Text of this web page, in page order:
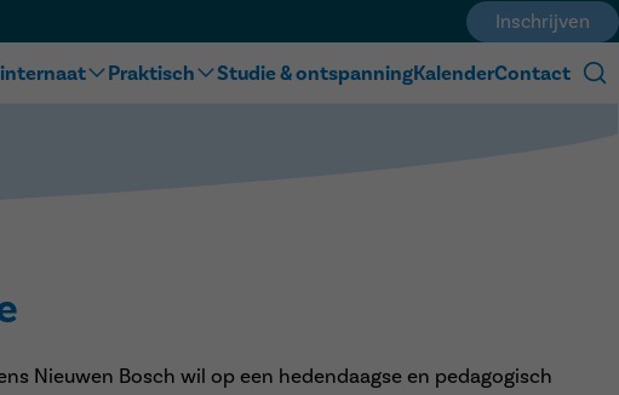
Inschrijven
Praktisch Studie & ontspanningKalenderContact
Nieuwen Bosch wil op een hedendaagse en pedagogisch